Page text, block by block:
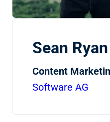
Sean Ryan
Content
Software AG